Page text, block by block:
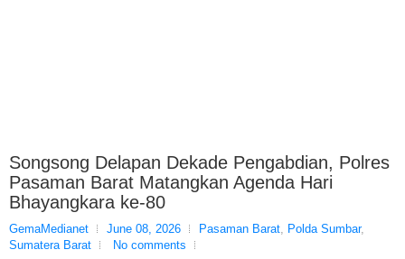
Songsong Delapan Dekade Pengabdian, Polres
Pasaman Barat Matangkan Agenda Hari
Bhayangkara ke-80
GemaMedianet June 08, 2026 Pasaman Barat, Polda Sumbar,
Sumatera Barat
No comments